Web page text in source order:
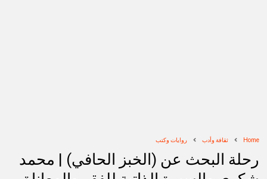
Home ثقافة وأدب روايات وكتب
رحلة البحث عن (الخبز الحافي) | محمد